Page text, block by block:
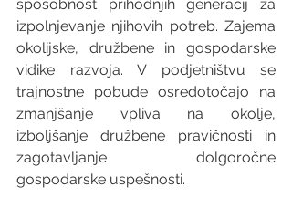
sposobnost prihodnjih generacij za
izpolnjevanje njihovih potreb. Zajema
okolijske, družbene in gospodarske
vidike razvoja. V podjetništvu se
trajnostne pobude osredotočajo na
zmanjšanje vpliva na okolje,
izboljšanje družbene pravičnosti in
zagotavljanje dolgoročne
gospodarske uspešnosti.